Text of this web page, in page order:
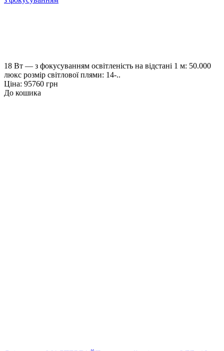
18 Вт — з фокусуванням освітленість на відстані 1 м: 50.000
люкс розмір світлової плями: 14-..
Ціна: 95760 грн
До кошика